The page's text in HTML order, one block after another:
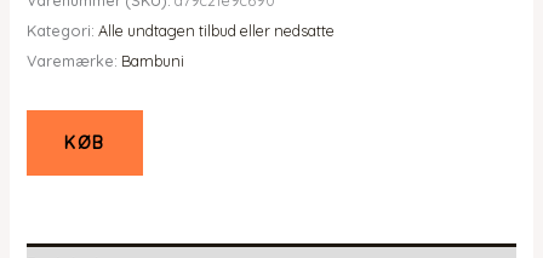
Kategori: Alle undtagen tilbud eller nedsatte
Varemærke: Bambuni
KØB